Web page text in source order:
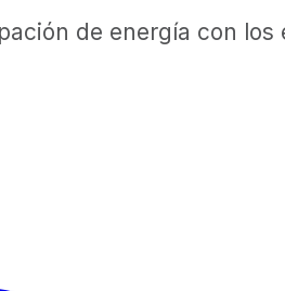
de energía con